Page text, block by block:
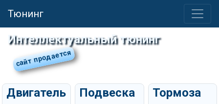
Тюнинг
Интеллектуальный тюнинг
Двигатель Подвеска Тормоза